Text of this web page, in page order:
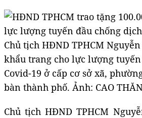
Chủ tịch HĐND TPHCM
khẩu trang cho lực lượng
Covid-19 ở cấp cơ sở xã,
bàn thành phố. Ảnh: CAO
Chủ tịch HĐND TPHCM